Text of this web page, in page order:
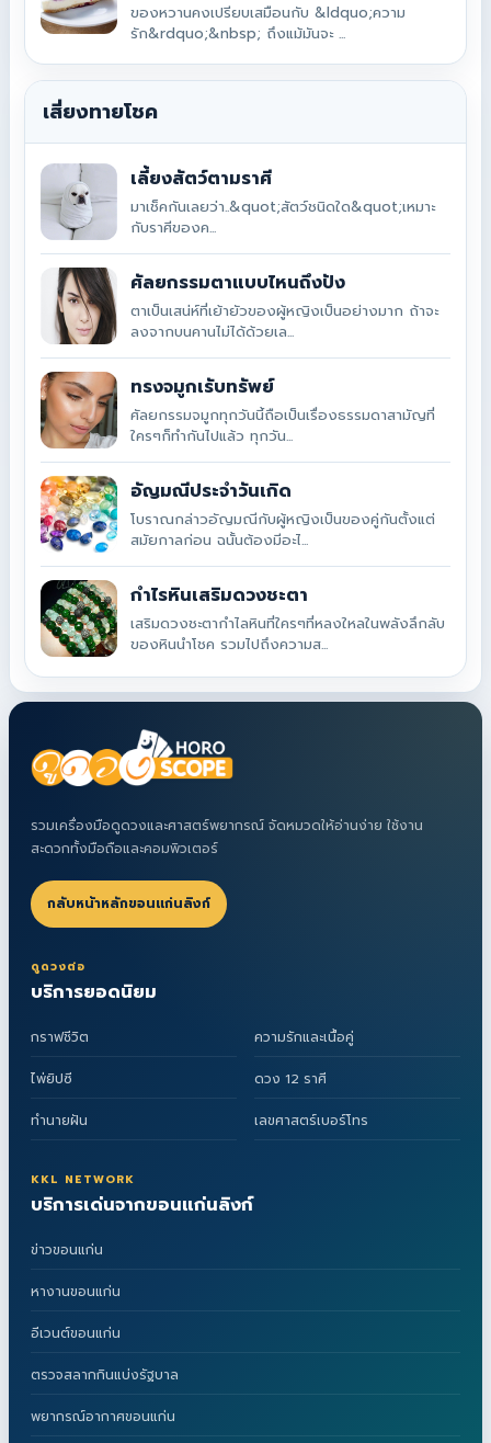
ของหวานคงเปรียบเสมือนกับ &ldquo;ความ
รัก&rdquo;&nbsp; ถึงแม้มันจะ ...
เสี่ยงทายโชค
เลี้ยงสัตว์ตามราศี
มาเช็คกันเลยว่า..&quot;สัตว์ชนิดใด&quot;เหมาะ
กับราศีของค...
ศัลยกรรมตาแบบไหนถึงปัง
ตาเป็นเสน่ห์ที่เย้ายัวของผู้หญิงเป็นอย่างมาก ถ้าจะ
ลงจากบนคานไม่ได้ด้วยเล...
ทรงจมูกเรับทรัพย์
ศัลยกรรมจมูกทุกวันนี้ถือเป็นเรื่องธรรมดาสามัญที่
ใครๆก็ทำกันไปแล้ว ทุกวัน...
อัญมณีประจำวันเกิด
โบราณกล่าวอัญมณีกับผู้หญิงเป็นของคู่กันตั้งแต่
สมัยกาลก่อน ฉนั้นต้องมีอะไ...
กำไรหินเสริมดวงชะตา
เสริมดวงชะตากำไลหินที่ใครๆที่หลงใหลในพลังลึกลับ
ของหินนำโชค รวมไปถึงความส...
รวมเครื่องมือดูดวงและศาสตร์พยากรณ์ จัดหมวดให้อ่านง่าย ใช้งาน
สะดวกทั้งมือถือและคอมพิวเตอร์
กลับหน้าหลักขอนแก่นลิงก์
ดูดวงต่อ
บริการยอดนิยม
กราฟชีวิต ความรักและเนื้อคู่
ไพ่ยิปซี ดวง 12 ราศี
ทำนายฝัน เลขศาสตร์เบอร์โทร
KKL NETWORK
บริการเด่นจากขอนแก่นลิงก์
ข่าวขอนแก่น
หางานขอนแก่น
อีเวนต์ขอนแก่น
ตรวจสลากกินแบ่งรัฐบาล
พยากรณ์อากาศขอนแก่น